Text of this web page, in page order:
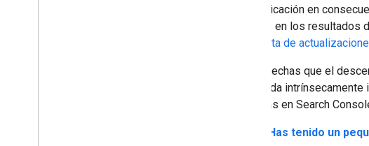
de publicación en
páginas en los
lista de
Si sospechas que el
haya nada
visitadas en Search
¿Has tenido un